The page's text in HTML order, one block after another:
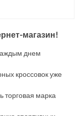
магазин!
днем
кроссовок уже
торговая марка